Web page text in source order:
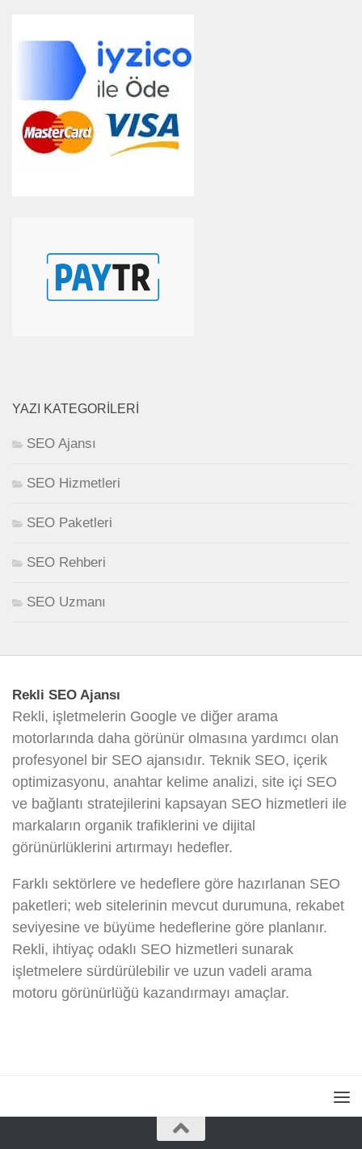
YAZI KATEGORILERI
SEO Ajansı
SEO Hizmetleri
SEO Paketleri
SEO Rehberi
SEO Uzmanı
Rekli SEO Ajansı
Rekli, işletmelerin Google ve diğer arama
motorlarında daha görünür olmasına yardımcı olan
profesyonel bir SEO ajansıdır. Teknik SEO, içerik
optimizasyonu, anahtar kelime analizi, site içi SEO
ve bağlantı stratejilerini kapsayan SEO hizmetleri ile
markaların organik trafiklerini ve dijital
görünürlüklerini artırmayı hedefler.
Farklı sektörlere ve hedeflere göre hazırlanan SEO
paketleri; web sitelerinin mevcut durumuna, rekabet
seviyesine ve büyüme hedeflerine göre planlanır.
Rekli, ihtiyaç odaklı SEO hizmetleri sunarak
işletmelere sürdürülebilir ve uzun vadeli arama
motoru görünürlüğü kazandırmayı amaçlar.